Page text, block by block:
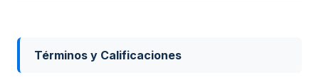
Términos y Calificaciones